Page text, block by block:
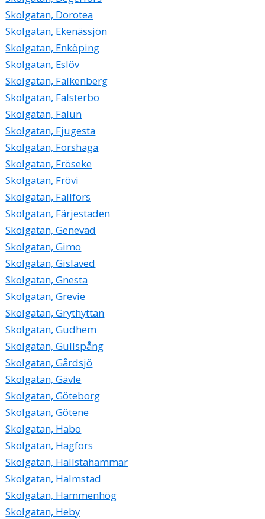
Skolgatan, Dorotea
Skolgatan, Ekenässjön
Skolgatan, Enköping
Skolgatan, Eslöv
Skolgatan, Falkenberg
Skolgatan, Falsterbo
Skolgatan, Falun
Skolgatan, Fjugesta
Skolgatan, Forshaga
Skolgatan, Fröseke
Skolgatan, Frövi
Skolgatan, Fällfors
Skolgatan, Färjestaden
Skolgatan, Genevad
Skolgatan, Gimo
Skolgatan, Gislaved
Skolgatan, Gnesta
Skolgatan, Grevie
Skolgatan, Grythyttan
Skolgatan, Gudhem
Skolgatan, Gullspång
Skolgatan, Gårdsjö
Skolgatan, Gävle
Skolgatan, Göteborg
Skolgatan, Götene
Skolgatan, Habo
Skolgatan, Hagfors
Skolgatan, Hallstahammar
Skolgatan, Halmstad
Skolgatan, Hammenhög
Skolgatan, Heby